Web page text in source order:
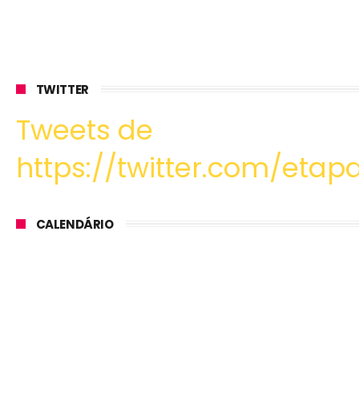
TWITTER
Tweets de
https://twitter.com/
CALENDÁRIO